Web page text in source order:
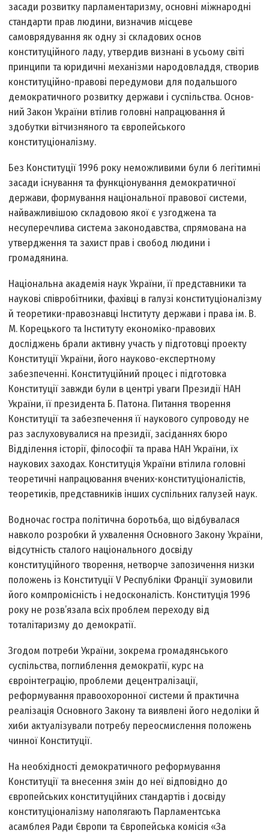
засади розвитку парламентаризму, основні міжнародні
стандарти прав людини, визначив місцеве
самоврядування як одну зі складових основ
конституційного ладу, утвердив визнані в усьому світі
принципи та юридичні механізми народовладдя, створив
конституційно-правові передумови для подальшого
демократичного розвитку держави і суспільства. Основ­
ний Закон України втілив головні напрацювання й
здобутки вітчизняного та європейського
конституціоналізму.
Без Конституції 1996 року неможливими були б легітимні
засади існування та функціонування демократичної
держави, формування національної правової системи,
найважливішою складовою якої є узгоджена та
несуперечлива система законодавства, спрямована на
утвердження та захист прав і свобод людини і
громадянина.
Національна академія наук України, її представники та
наукові співробітники, фахівці в галузі конституціоналізму
й теоретики-правознавці Інституту держави і права ім. В.
М. Корецького та Інституту економіко-правових
досліджень брали активну участь у підготовці проекту
Конституції України, його науково-експертному
забезпеченні. Конституційний процес і підготовка
Конституції завжди були в центрі уваги Президії НАН
України, її президента Б. Патона. Питання творення
Конституції та забезпечення її наукового супроводу не
раз заслуховувалися на президії, засіданнях бюро
Відділення історії, філософії та права НАН України, їх
наукових заходах. Конституція України втілила головні
теоретичні напрацювання вчених-конституціоналістів,
теоретиків, представників інших суспільних галузей наук.
Водночас гостра політична боротьба, що відбувалася
навколо розробки й ухвалення Основного Закону України,
відсутність сталого національного досвіду
конституційного творення, нетворче запозичення низки
положень із Конституції V Республіки Франції зумовили
його компромісність і недосконалість. Конституція 1996
року не розв’язала всіх проблем переходу від
тоталітаризму до демократії.
Згодом потреби України, зокрема громадянського
суспільства, поглиблення демократії, курс на
євроінтеграцію, проблеми децентралізації,
реформування правоохоронної системи й практична
реалізація Основного Закону та виявлені його недоліки й
хиби актуалізували потребу переосмислення положень
чинної Конституції.
На необхідності демократичного реформування
Конституції та внесення змін до неї відповідно до
європейських конституційних стандартів і досвіду
конституціоналізму наполягають Парламентська
асамблея Ради Європи та Європейська комісія «За